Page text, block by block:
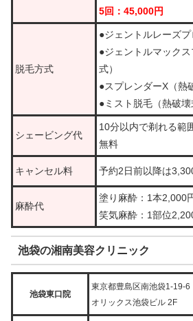
5回：45,000円
脱毛方式
●ジェントルレーズプ
●ジェントルマック
式）
●スプレンダーX（熱
●ミスト脱毛（熱破壊
シェービング代
10分以内で剃れる範
無料
キャンセル料 予約2日前以降は
麻酔代
塗り麻酔：1本2,000
笑気麻酔：1部位
池袋の湘南美容クリニック
池袋東口院
東京都豊島区南池袋1-19-6
オリックス池袋ビル 2F